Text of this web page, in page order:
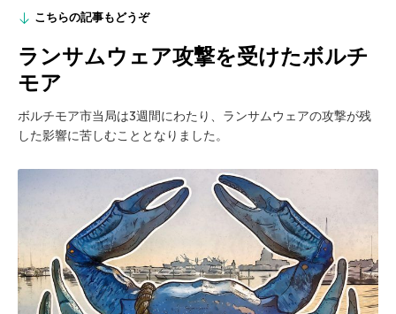
こちらの記事もどうぞ
ランサムウェア攻撃を受けたボルチ
モア
ボルチモア市当局は3週間にわたり、ランサムウェアの攻撃が残
した影響に苦しむこととなりました。